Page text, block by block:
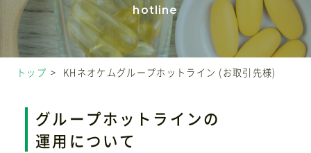
事業内容
取扱原料
OEM (受託製造)
トップ KHネオケムグループホットライン (お取引先様)
グループホットラインの
運用について